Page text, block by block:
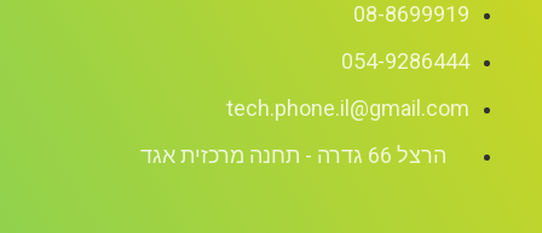
08-8699919
054-9286444
tech.phone.il@gmail.com
הרצל 66 גדרה - תחנה מרכזית אגד